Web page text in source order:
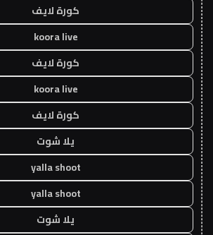
كورة لايف
koora live
كورة لايف
koora live
كورة لايف
يلا شوت
yalla shoot
yalla shoot
يلا شوت